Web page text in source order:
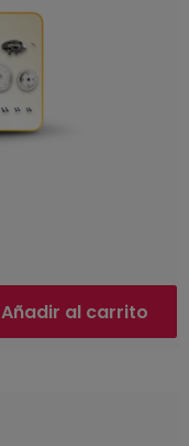
Añadir al carrito